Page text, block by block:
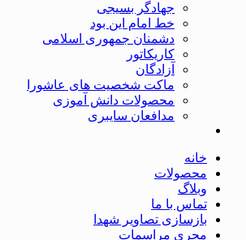
جهادگر بسیجی
خط امام این بود
دشمنان جمهوری اسلامی
کاریکاتور
آزادگان
ماکت شخصیت های عاشورا
محصولات دانش آموزی
مدافعان سایبری
خانه
محصولات
وبلاگ
تماس با ما
بازسازی تصاویر شهدا
مجری مراسمات